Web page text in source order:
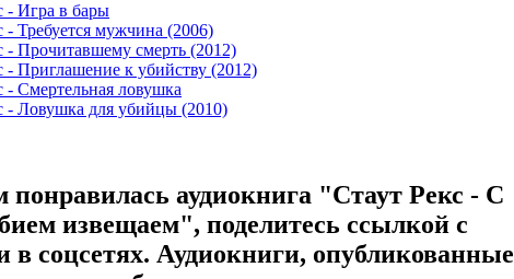
- Игра в бары
- Требуется мужчина (2006)
- Прочитавшему смерть (2012)
- Приглашение к убийству (2012)
- Смертельная ловушка
- Ловушка для убийцы (2010)
понравилась аудиокнига "Стаут Рекс - С
извещаем", поделитесь ссылкой с
в соцсетях. Аудиокниги, опубликованные